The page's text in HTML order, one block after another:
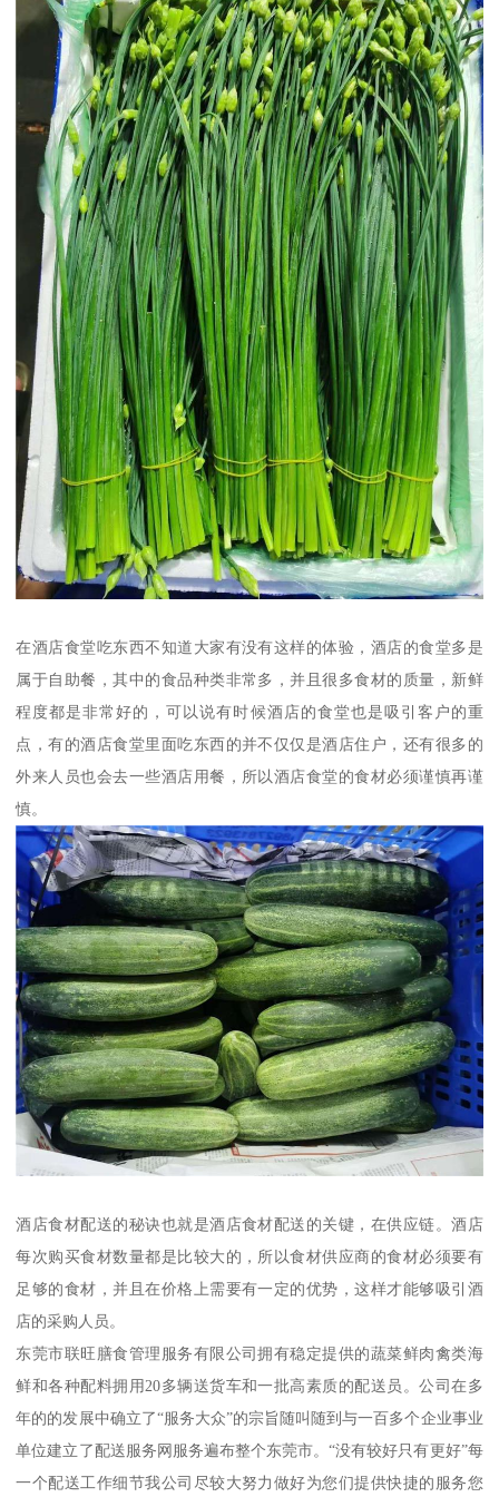
在酒店食堂吃东西不知道大家有没有这样的体验，酒店的食堂多是
属于自助餐，其中的食品种类非常多，并且很多食材的质量，新鲜
程度都是非常好的，可以说有时候酒店的食堂也是吸引客户的重
点，有的酒店食堂里面吃东西的并不仅仅是酒店住户，还有很多的
外来人员也会去一些酒店用餐，所以酒店食堂的食材必须谨慎再谨
慎。
酒店食材配送的秘诀也就是酒店食材配送的关键，在供应链。酒店
每次购买食材数量都是比较大的，所以食材供应商的食材必须要有
足够的食材，并且在价格上需要有一定的优势，这样才能够吸引酒
店的采购人员。
东莞市联旺膳食管理服务有限公司拥有稳定提供的蔬菜鲜肉禽类海
鲜和各种配料拥用20多辆送货车和一批高素质的配送员。公司在多
年的的发展中确立了“服务大众”的宗旨随叫随到与一百多个企业事业
单位建立了配送服务网服务遍布整个东莞市。“没有较好只有更好”每
一个配送工作细节我公司尽较大努力做好为您们提供快捷的服务您